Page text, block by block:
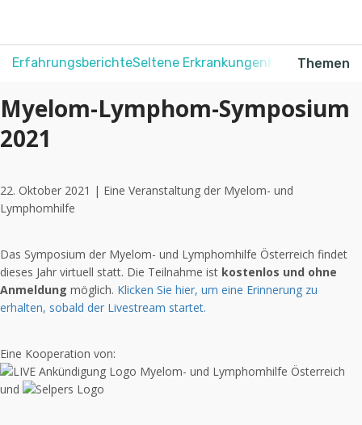
ErfahrungsberichteSeltene ErkrankungenKrebsThemen
Myelom-Lymphom-Symposium
2021
22. Oktober 2021 | Eine Veranstaltung der Myelom- und
Lymphomhilfe
Das Symposium der Myelom- und Lymphomhilfe Österreich findet
dieses Jahr virtuell statt. Die Teilnahme ist kostenlos und ohne
Anmeldung möglich. Klicken Sie hier, um eine Erinnerung zu
erhalten, sobald der Livestream startet.
Eine Kooperation von:
und